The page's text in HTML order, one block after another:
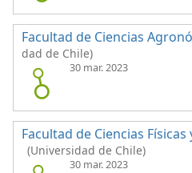
Facultad de Ciencias
dad de Chile)
30 mar. 2023
Facultad de Ciencias
(Universidad de Chile)
30 mar. 2023